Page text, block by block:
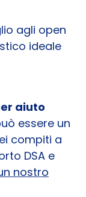
agli open
ideale
aiuto
essere un
compiti a
DSA e
nostro